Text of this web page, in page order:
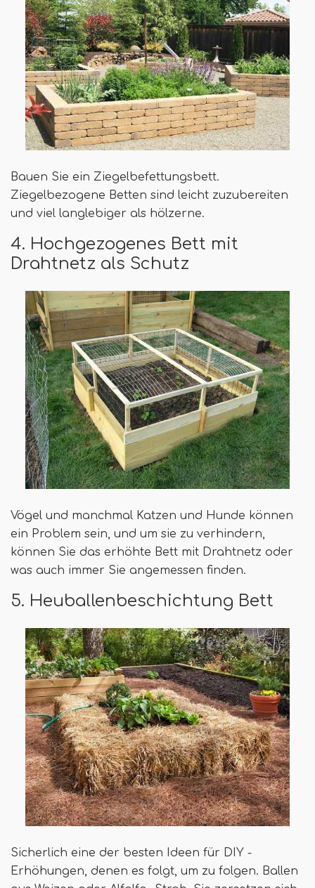
Bauen Sie ein Ziegelbefettungsbett.
Ziegelbezogene Betten sind leicht zuzubereiten
und viel langlebiger als hölzerne.
4. Hochgezogenes Bett mit
Drahtnetz als Schutz
Vögel und manchmal Katzen und Hunde können
ein Problem sein, und um sie zu verhindern,
können Sie das erhöhte Bett mit Drahtnetz oder
was auch immer Sie angemessen finden.
5. Heuballenbeschichtung Bett
Sicherlich eine der besten Ideen für DIY -
Erhöhungen, denen es folgt, um zu folgen. Ballen